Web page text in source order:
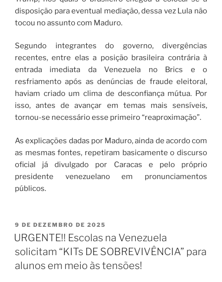
disposição para eventual mediação, dessa vez Lula não
tocou no assunto com Maduro.
Segundo integrantes do governo, divergências
recentes, entre elas a posição brasileira contrária à
entrada imediata da Venezuela no Brics e o
resfriamento após as denúncias de fraude eleitoral,
haviam criado um clima de desconfiança mútua. Por
isso, antes de avançar em temas mais sensíveis,
tornou-se necessário esse primeiro “reaproximação”.
As explicações dadas por Maduro, ainda de acordo com
as mesmas fontes, repetiram basicamente o discurso
oficial já divulgado por Caracas e pelo próprio
presidente venezuelano em pronunciamentos
públicos.
9 DE DEZEMBRO DE 2025
URGENTE!! Escolas na Venezuela
solicitam “KITs DE SOBREVIVÊNCIA” para
alunos em meio às tensões!